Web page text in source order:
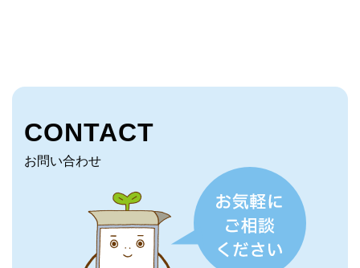
CONTACT
お問い合わせ